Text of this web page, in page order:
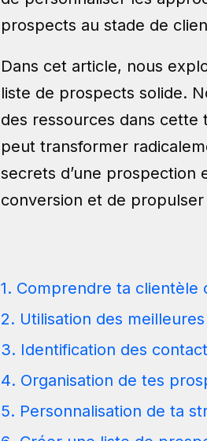
prospects au stade de
Dans cet article, nous
liste de prospects solide.
des ressources dans
peut transformer
secrets d’une
conversion et de
Comprendre ta clientèle
Utilisation des
Identification des
Organisation de tes
Personnalisation de ta